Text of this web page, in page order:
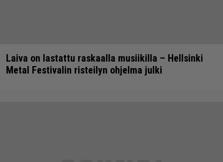
Laiva on lastattu raskaalla musiikilla – Hellsinki
Metal Festivalin risteilyn ohjelma julki